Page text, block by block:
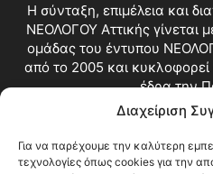
Διαχείριση
Για να παρέχουμε την καλύτερη
τεχνολογίες όπως cookies για την
Η σύνταξη, επιμέλεια και
ΝΕΟΛΟΓΟΥ Αττικής γίνεται
ομάδας του έντυπου
από το 2005 και κυκλοφορεί
έδρα την
Επικοινωνία: